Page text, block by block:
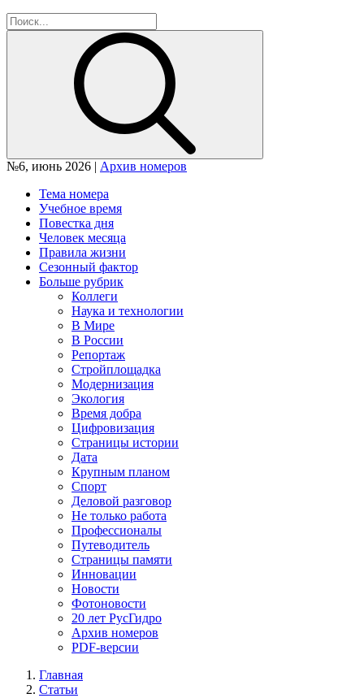
№6, июнь 2026 | Архив номеров
Тема номера
Учебное время
Повестка дня
Человек месяца
Правила жизни
Сезонный фактор
Больше рубрик
Коллеги
Наука и технологии
В Мире
В России
Репортаж
Стройплощадка
Модернизация
Экология
Время добра
Цифровизация
Страницы истории
Дата
Крупным планом
Спорт
Деловой разговор
Не только работа
Профессионалы
Путеводитель
Страницы памяти
Инновации
Новости
Фотоновости
20 лет РусГидро
Архив номеров
PDF-версии
Главная
Статьи